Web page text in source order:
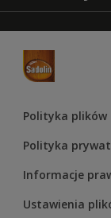
Kontakt
Mapa strony
Odwzorowanie
Materiały
Impregnat
Lakier
Olej
Polityka plików
Polityka
Informacje
Ustawienia